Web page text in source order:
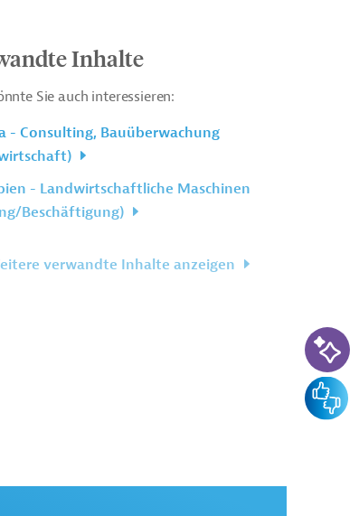
Inhalte
Sie auch interessieren:
- Consulting, Bauüberwachung
- Landwirtschaftliche Maschinen
Beschäftigung)
verwandte Inhalte anzeigen
KI-